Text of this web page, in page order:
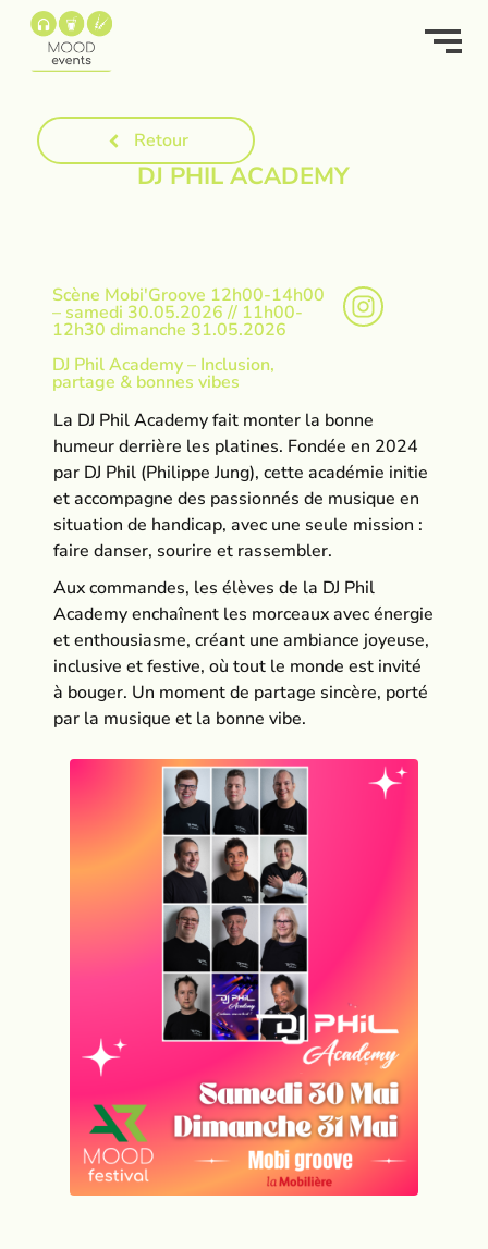
Retour
DJ PHIL ACADEMY
Scène Mobi'Groove 12h00-14h00
– samedi 30.05.2026 // 11h00-
12h30 dimanche 31.05.2026
DJ Phil Academy – Inclusion,
partage & bonnes vibes
La DJ Phil Academy fait monter la bonne
humeur derrière les platines. Fondée en 2024
par DJ Phil (Philippe Jung), cette académie initie
et accompagne des passionnés de musique en
situation de handicap, avec une seule mission :
faire danser, sourire et rassembler.
Aux commandes, les élèves de la DJ Phil
Academy enchaînent les morceaux avec énergie
et enthousiasme, créant une ambiance joyeuse,
inclusive et festive, où tout le monde est invité
à bouger. Un moment de partage sincère, porté
par la musique et la bonne vibe.